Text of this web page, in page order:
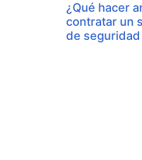
¿Qué hacer
contratar un
de